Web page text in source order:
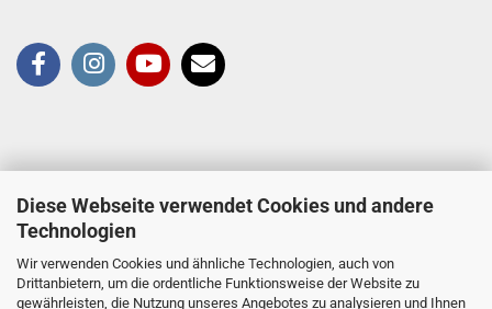
Diese Webseite verwendet Cookies und andere
Technologien
Wir verwenden Cookies und ähnliche Technologien, auch von
Drittanbietern, um die ordentliche Funktionsweise der Website zu
gewährleisten, die Nutzung unseres Angebotes zu analysieren und Ihnen